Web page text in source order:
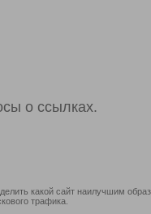
о ссылках.
какой сайт наилучшим
трафика.